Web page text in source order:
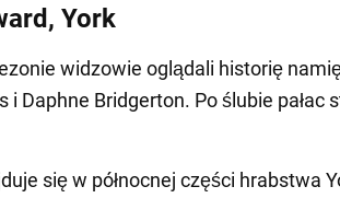
York
widzowie oglądali historię
i Daphne Bridgerton. Po ślubie pałac
się w północnej części hrabstwa